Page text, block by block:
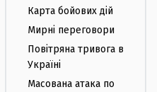
Карта бойових дій
Мирні переговори
Повітряна тривога в
Україні
Масована атака по